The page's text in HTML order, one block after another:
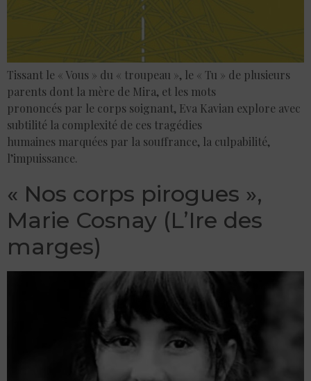
Tissant le « Vous » du « troupeau », le « Tu » de plusieurs
parents dont la mère de Mira, et les mots
prononcés par le corps soignant, Eva Kavian explore avec
subtilité la complexité de ces tragédies
humaines marquées par la souffrance, la culpabilité,
l’impuissance.
« Nos corps pirogues »,
Marie Cosnay (L’Ire des
marges)